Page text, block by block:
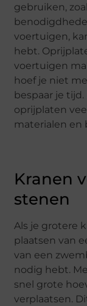
gebruiken,
voertuigen,
hebt.
voertuigen
hoef je niet
bespaar je
oprijplaten
materialen en
Kranen
stenen
Als je grotere
plaatsen van
van een
nodig hebt.
snel grote
verplaatsen.